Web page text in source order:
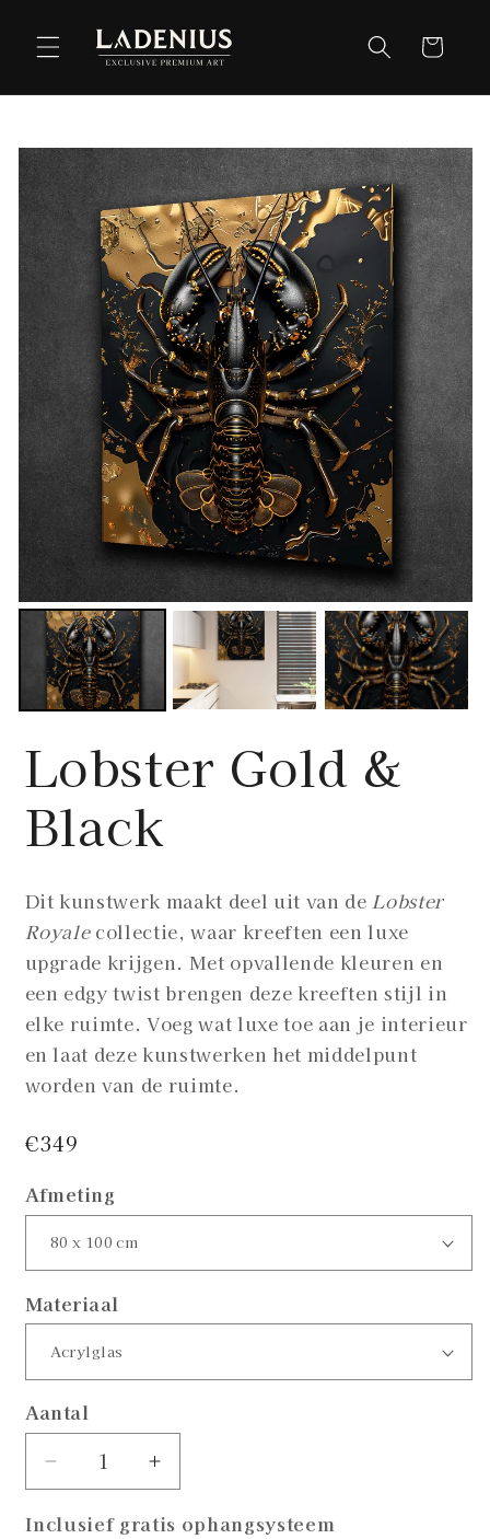
naar de
content
Lobster Gold &
Black
Dit kunstwerk maakt deel uit van de Lobster
Royalecollectie, waar kreeften een luxe
upgrade krijgen. Met opvallende kleuren en
een edgy twist brengen deze kreeften stijl in
elke ruimte. Voeg wat luxe toe aan je interieur
en laat deze kunstwerken het middelpunt
worden van de ruimte.
Normale
€349
Afmeting
Materiaal
Aantal
Aantal
verlagen
voor
Aantal
verhogen
voor
Inclusief gratis ophangsysteem